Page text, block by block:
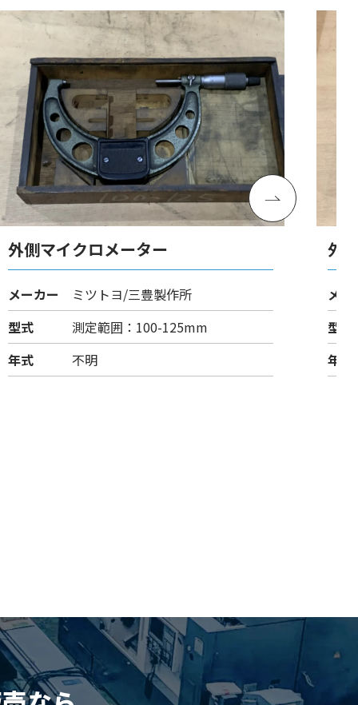
外側マイクロメーター
メーカー
ミツトヨ/三豊製作所
型式
測定範囲：100-125mm
年式
不明
外
メー
型式
年式